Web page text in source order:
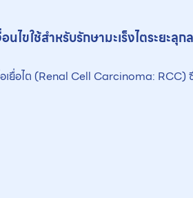
ไขใช้สำหรับรักษามะเร็งไตระยะลุ
อเยื่อไต (Renal Cell Carcinoma: